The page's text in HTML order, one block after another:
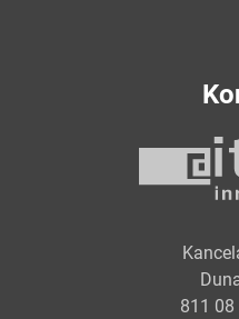
811